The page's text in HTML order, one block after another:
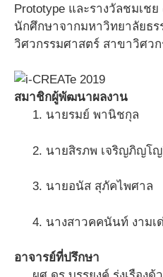
Prototype และรางวัลชมเชย
นักศึกษาจากมหาวิทยาลัยธ
วิศวกรรมศาสตร์ สาขาวิศวก
สมาชิกผู้พัฒนาผลงาน
1. นายรมย์ พานิชกุล
2. นายสิรภพ เจริญภิญโญ
3. นายอนัส สุภัคไพศาล
4. นางสาวคคนันท์ งามเ
อาจารย์ที่ปรึกษา